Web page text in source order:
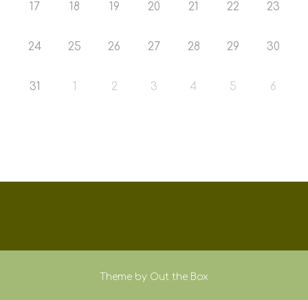
17 18 19 20 21 22 23
24 25 26 27 28 29 30
31 1 2 3 4 5 6
Theme by Out the Box